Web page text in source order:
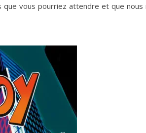
vous pourriez attendre et que nous